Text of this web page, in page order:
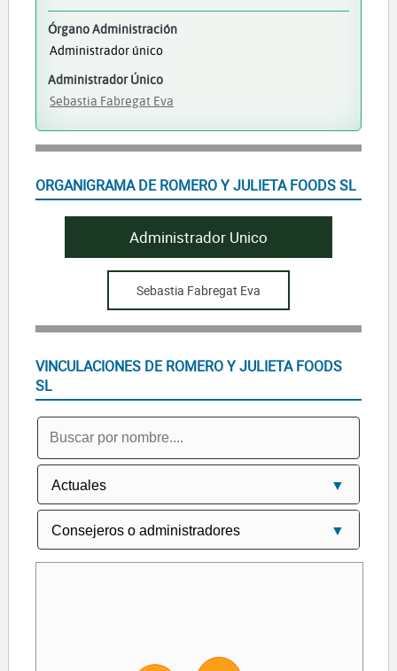
Órgano Administración
Administrador único
Administrador Único
Sebastia Fabregat Eva
ORGANIGRAMA DE ROMERO Y JULIETA FOODS SL
Administrador Unico
Sebastia Fabregat Eva
VINCULACIONES DE ROMERO Y JULIETA FOODS
SL